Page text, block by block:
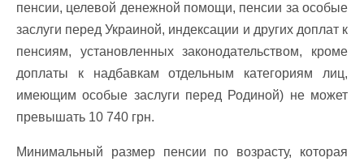
пенсии, целевой денежной помощи, пенсии за особые
заслуги перед Украиной, индексации и других доплат к
пенсиям, установленных законодательством, кроме
доплаты к надбавкам отдельным категориям лиц,
имеющим особые заслуги перед Родиной) не может
превышать 10 740 грн.
Минимальный размер пенсии по возрасту, которая